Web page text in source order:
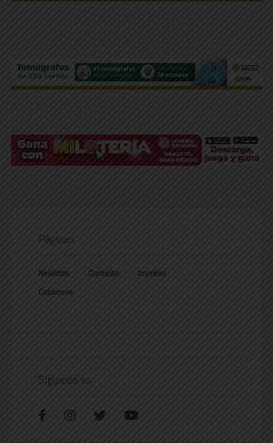
Páginas
Nosotros Contacto
Impreso
Columnas
Síguenos en: